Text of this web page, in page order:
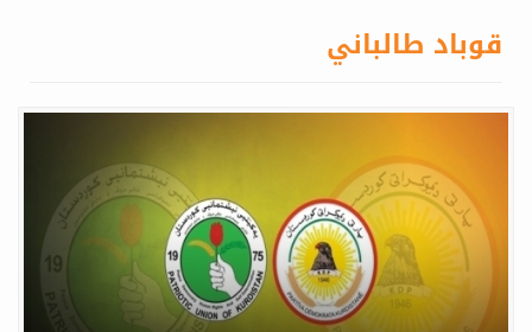
قوباد طالباني